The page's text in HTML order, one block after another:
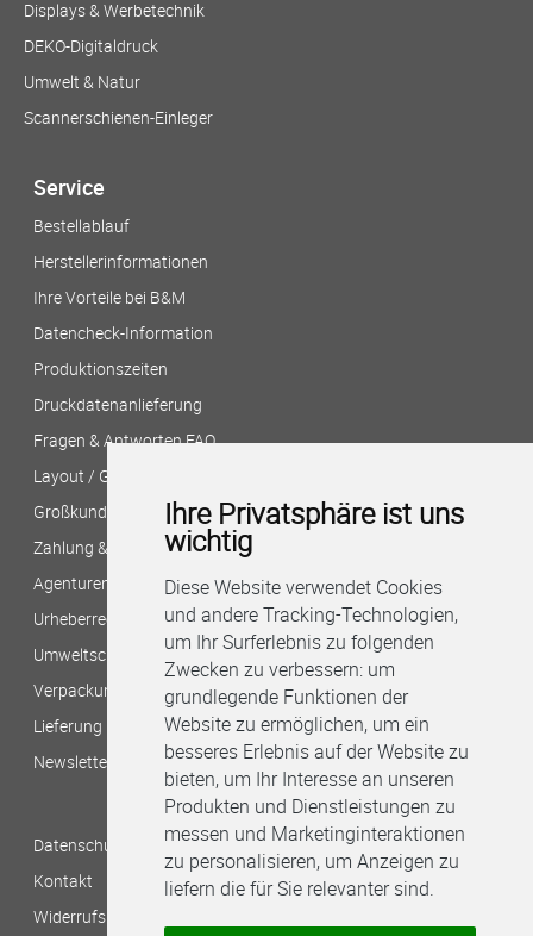
Ihre Privatsphäre ist uns
wichtig
Diese Website verwendet Cookies
und andere Tracking-Technologien,
um Ihr Surferlebnis zu folgenden
Zwecken zu verbessern: um
grundlegende Funktionen der
Website zu ermöglichen, um ein
besseres Erlebnis auf der Website zu
bieten, um Ihr Interesse an unseren
Produkten und Dienstleistungen zu
messen und Marketinginteraktionen
zu personalisieren, um Anzeigen zu
liefern die für Sie relevanter sind.
Displays & Werbetechnik
DEKO-Digitaldruck
Umwelt & Natur
Scannerschienen-Einleger
Service
Bestellablauf
Herstellerinformationen
Ihre Vorteile bei B&M
Datencheck-Information
Produktionszeiten
Druckdatenanlieferung
Fragen & Antworten FAQ
Layout / Gestaltung?
Großkunden/Filialversand
Zahlung & Versand
Agenturen/Druckereien
Urheberrecht/Bildnachweis
Umweltschutz bei B&M
Verpackungshinweise
Lieferung per Stadtkurier
Newsletter
Datenschutzbestimmungen
Kontakt
Widerrufsbelehrung